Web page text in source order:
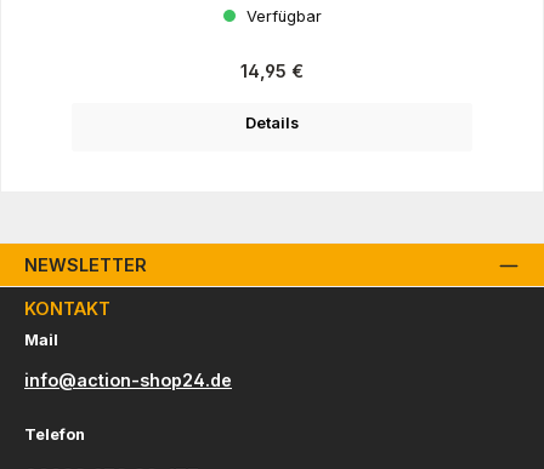
Verfügbar
Regulärer Preis:
14,95 €
Details
NEWSLETTER
KONTAKT
Mail
info@action-shop24.de
Telefon